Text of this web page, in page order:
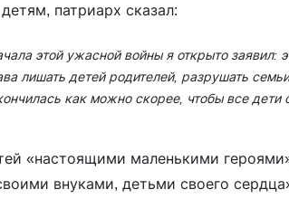
патриарх сказал:
этой ужасной войны я открыто заявил:
лишать детей родителей, разрушать
как можно скорее, чтобы все дети
«настоящими маленькими
внуками, детьми своего